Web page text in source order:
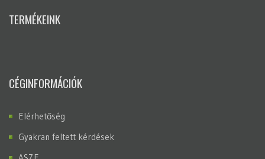
TERMÉKEINK
CÉGINFORMÁCIÓK
Elérhetőség
Gyakran feltett kérdések